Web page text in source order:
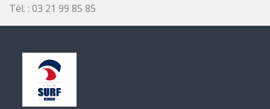
Tél. : 03 21 99 85 85